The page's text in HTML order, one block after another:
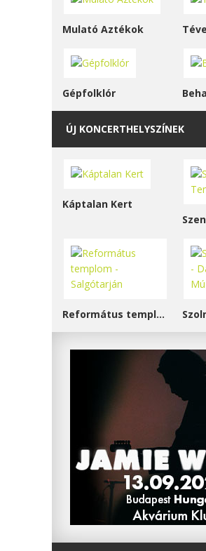
Mulató Aztékok
Gépfolklór
ÚJ KONCERTHELYSZÍNEK
Káptalan Kert
Református templom - Salgótarján